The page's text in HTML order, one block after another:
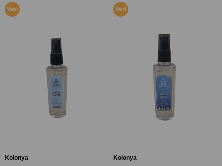
Kolonya
Yeni
Kolonya
Yeni